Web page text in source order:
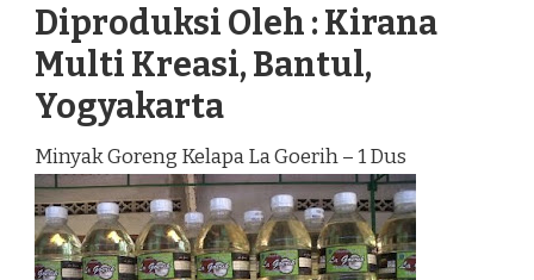
Diproduksi Oleh : Kirana
Multi Kreasi, Bantul,
Yogyakarta
Minyak Goreng Kelapa La Goerih – 1 Dus